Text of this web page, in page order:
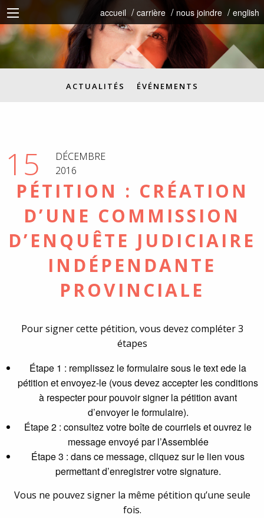
accueil carrière nous joindre english
ACTUALITÉS ÉVÉNEMENTS
15
DÉCEMBRE
2016
PÉTITION : CRÉATION
D’UNE COMMISSION
D’ENQUÊTE JUDICIAIRE
INDÉPENDANTE
PROVINCIALE
Pour signer cette pétition, vous devez compléter 3
étapes
Étape 1 : remplissez le formulaire sous le text ede la
pétition et envoyez-le (vous devez accepter les conditions
à respecter pour pouvoir signer la pétition avant
d’envoyer le formulaire).
Étape 2 : consultez votre boîte de courriels et ouvrez le
message envoyé par l’Assemblée
Étape 3 : dans ce message, cliquez sur le lien vous
permettant d’enregistrer votre signature.
Vous ne pouvez signer la même pétition qu’une seule
fois.